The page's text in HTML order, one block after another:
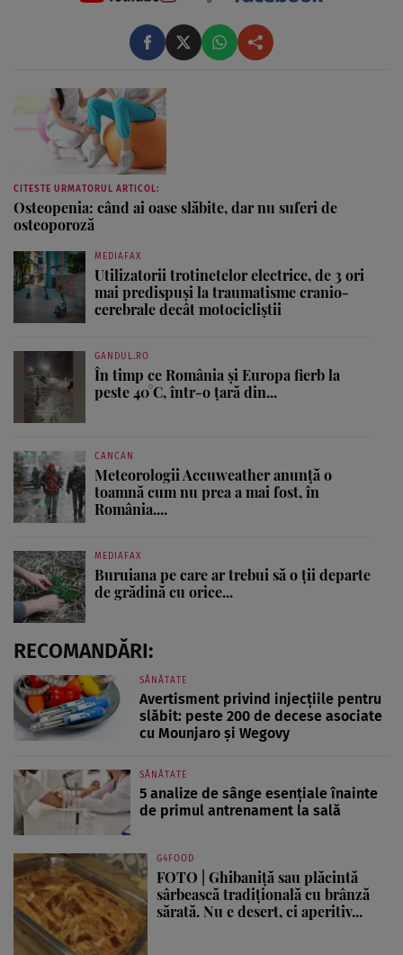
CITESTE URMATORUL ARTICOL:
Osteopenia: când ai oase slăbite, dar nu suferi de
osteoporoză
MEDIAFAX
Utilizatorii trotinetelor electrice, de 3 ori
mai predispuși la traumatisme cranio-
cerebrale decât motocicliștii
GANDUL.RO
În timp ce România și Europa fierb la
peste 40°C, într-o țară din...
CANCAN
Meteorologii Accuweather anunță o
toamnă cum nu prea a mai fost, în
România....
MEDIAFAX
Buruiana pe care ar trebui să o ții departe
de grădină cu orice...
RECOMANDĂRI:
SĂNĂTATE
Avertisment privind injecțiile pentru
slăbit: peste 200 de decese asociate
cu Mounjaro și Wegovy
SĂNĂTATE
5 analize de sânge esențiale înainte
de primul antrenament la sală
G4FOOD
FOTO | Ghibaniță sau plăcintă
sârbească tradițională cu brânză
sărată. Nu e desert, ci aperitiv...